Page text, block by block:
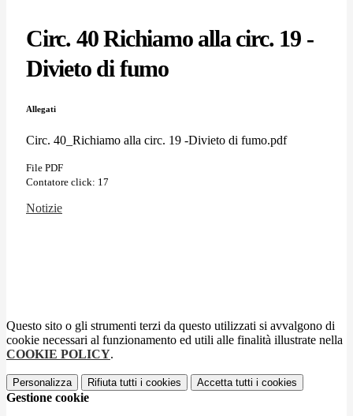
Circ. 40 Richiamo alla circ. 19 -
Divieto di fumo
Allegati
Circ. 40_Richiamo alla circ. 19 -Divieto di fumo.pdf
File PDF
Contatore click: 17
Notizie
Questo sito o gli strumenti terzi da questo utilizzati si avvalgono di
cookie necessari al funzionamento ed utili alle finalità illustrate nella
COOKIE POLICY.
Personalizza Rifiuta tutti i cookies Accetta tutti i cookies
Gestione cookie